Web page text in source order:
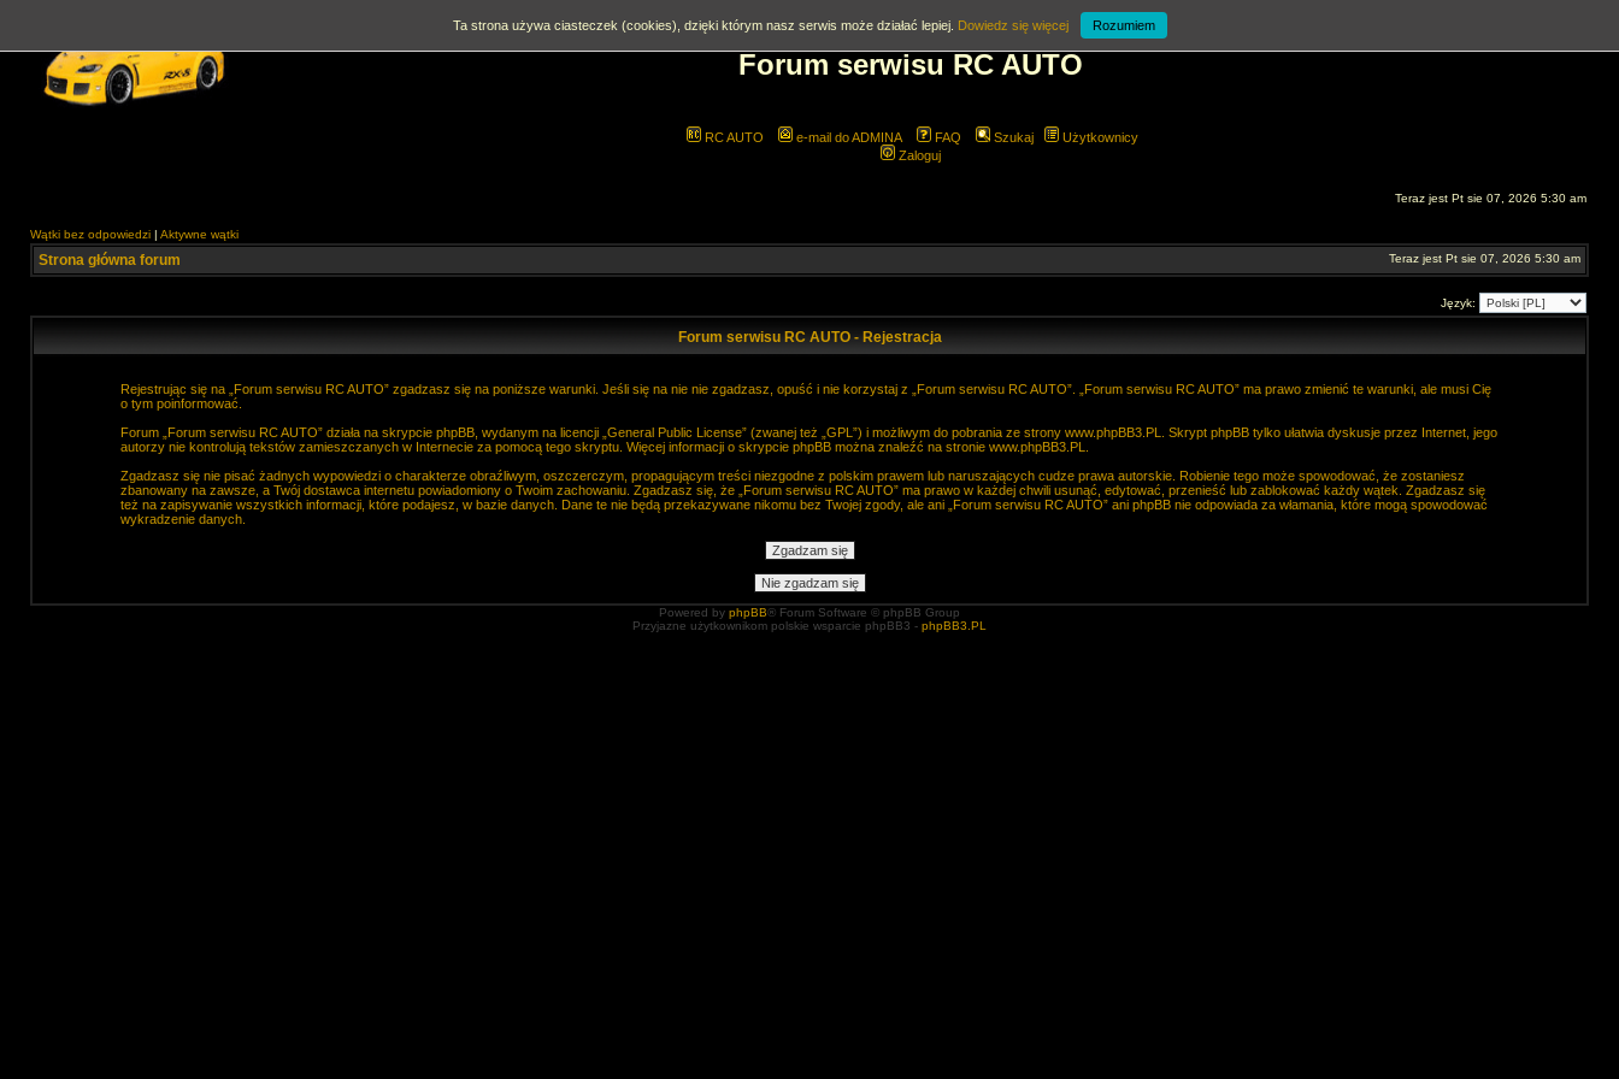
Forum serwisu RC AUTO
RC AUTO e-mail do ADMINA FAQ Szukaj
Użytkownicy
Zaloguj
Teraz jest Pt sie 07, 2026 5:30 am
Wątki bez odpowiedzi | Aktywne wątki
Strona główna forum Teraz jest Pt sie 07, 2026 5:30 am
Język:
Forum serwisu RC AUTO - Rejestracja
Rejestrując się na „Forum serwisu RC AUTO” zgadzasz się na poniższe warunki. Jeśli się na nie nie zgadzasz, opuść i nie korzystaj z „Forum serwisu RC AUTO”. „Forum serwisu RC AUTO” ma prawo zmienić te warunki, ale musi Cię
o tym poinformować.
Forum „Forum serwisu RC AUTO” działa na skrypcie phpBB, wydanym na licencji „ General Public License” (zwanej też „GPL”) i możliwym do pobrania ze strony www.phpBB3.PL
. Skrypt phpBB tylko ułatwia dyskusje przez Internet, jego
autorzy nie kontrolują tekstów zamieszczanych w Internecie za pomocą tego skryptu. Więcej informacji o skrypcie phpBB można znaleźć na stronie www.phpBB3.PL
Zgadzasz się nie pisać żadnych wypowiedzi o charakterze obraźliwym, oszczerczym, propagującym treści niezgodne z polskim prawem lub naruszających cudze prawa autorskie. Robienie tego może spowodować, że zostaniesz
zbanowany na zawsze, a Twój dostawca internetu powiadomiony o Twoim zachowaniu. Zgadzasz się, że „Forum serwisu RC AUTO” ma prawo w każdej chwili usunąć, edytować, przenieść lub zablokować każdy wątek. Zgadzasz się
też na zapisywanie wszystkich informacji, które podajesz, w bazie danych. Dane te nie będą przekazywane nikomu bez Twojej zgody, ale ani „Forum serwisu RC AUTO” ani phpBB nie odpowiada za włamania, które mogą spowodować
wykradzenie danych.
Powered by phpBB® Forum Software © phpBB Group
Przyjazne użytkownikom polskie wsparcie phpBB3 - phpBB3.PL
Ta strona używa ciasteczek (cookies), dzięki którym nasz serwis może działać lepiej. Dowiedz się więcej Rozumiem